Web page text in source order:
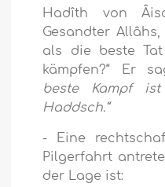
Hadîth von
Gesandter
als die beste
kämpfen?“ Er
beste Kampf ist
Haddsch.“
- Eine
Pilgerfahrt
der Lage ist: